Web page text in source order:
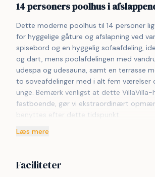
14 personers poolhus i
Dette moderne poolhus til 14 personer
for hyggelige gåture og afslapning ved
spisebord og en hyggelig sofaafdeling,
og dart, mens poolafdelingen med
udespa og udesauna, samt en terrasse
to soveafdelinger med i alt fem
unge. Bemærk venligst at dette
fastboende, gør vi ekstraordinært
benyttes efter dette tidspunkt.
Læs mere
Faciliteter